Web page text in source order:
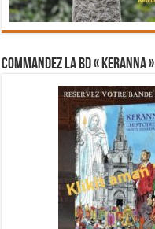
Commandez la BD « Keranna »